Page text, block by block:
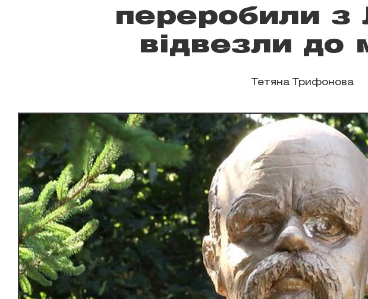
переробили з
відвезли до
Тетяна Трифонова